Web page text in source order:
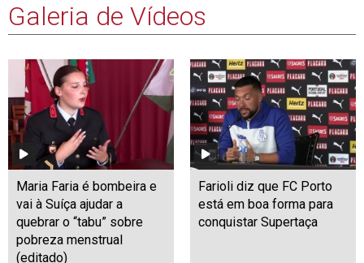
Galeria de Vídeos
Maria Faria é bombeira e
vai à Suíça ajudar a
quebrar o “tabu” sobre
pobreza menstrual
(editado)
Farioli diz que FC Porto
está em boa forma para
conquistar Supertaça